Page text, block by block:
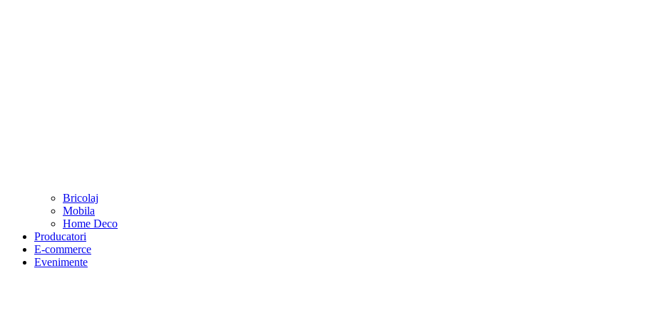
Bricolaj
Mobila
Home Deco
Producatori
E-commerce
Evenimente